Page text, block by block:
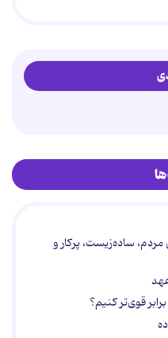
ساده‌زیست، پرکار و